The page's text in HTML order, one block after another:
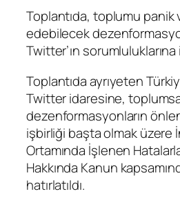
Toplantıda, toplumu panik
edebilecek
Twitter’ın
Toplantıda ayrıyeten
Twitter idaresine,
dezenformasyonların
işbirliği başta olmak üzere
Ortamında İşlenen
Hakkında Kanun
hatırlatıldı.